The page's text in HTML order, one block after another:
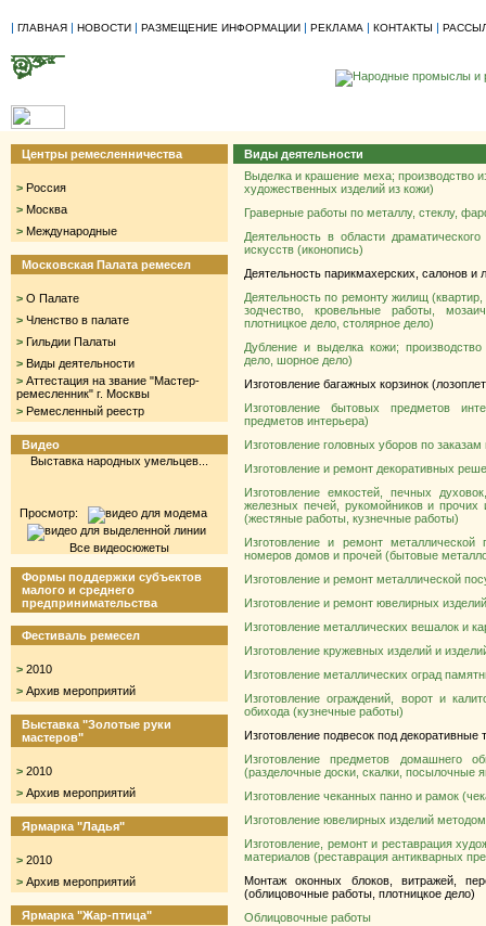
| ГЛАВНАЯ | НОВОСТИ | РАЗМЕЩЕНИЕ ИНФОРМАЦИИ | РЕКЛАМА | КОНТАКТЫ |
Центры ремесленничества
> Россия
> Москва
> Международные
Московская Палата ремесел
> О Палате
> Членство в палате
> Гильдии Палаты
> Виды деятельности
> Аттестация на звание "Мастер-
ремесленник" г. Москвы
> Ремесленный реестр
Видео
Выставка народных умельцев...
Просмотр:
Все видеосюжеты
Формы поддержки субъектов
малого и среднего
предпринимательства
Фестиваль ремесел
> 2010
> Архив мероприятий
Выставка "Золотые руки
мастеров"
> 2010
> Архив мероприятий
Ярмарка "Ладья"
> 2010
> Архив мероприятий
Ярмарка "Жар-птица"
Виды деятельности
Выделка и крашение меха; производство
художественных изделий из кожи)
Граверные работы по металлу, стеклу,
Деятельность в области
искусств (иконопись)
Деятельность парикмахерских, салонов
Деятельность по ремонту жилищ
зодчество, кровельные работы,
плотницкое дело, столярное дело)
Дубление и выделка кожи;
дело, шорное дело)
Изготовление багажных корзинок
Изготовление бытовых предметов
предметов интерьера)
Изготовление головных уборов по заказам
Изготовление и ремонт декоративных
Изготовление емкостей, печных
железных печей, рукомойников и прочих
(жестяные работы, кузнечные работы)
Изготовление и ремонт
номеров домов и прочей (бытовые
Изготовление и ремонт металлической
Изготовление и ремонт ювелирных
Изготовление металлических вешалок и
Изготовление кружевных изделий и
Изготовление металлических оград
Изготовление ограждений, ворот и
обихода (кузнечные работы)
Изготовление подвесок под декоративные
Изготовление предметов домашнего
(разделочные доски, скалки, посылочные
Изготовление чеканных панно и рамок
Изготовление ювелирных изделий
Изготовление, ремонт и реставрация
материалов (реставрация антикварных
Монтаж оконных блоков, витражей,
(облицовочные работы, плотницкое дело)
Облицовочные работы